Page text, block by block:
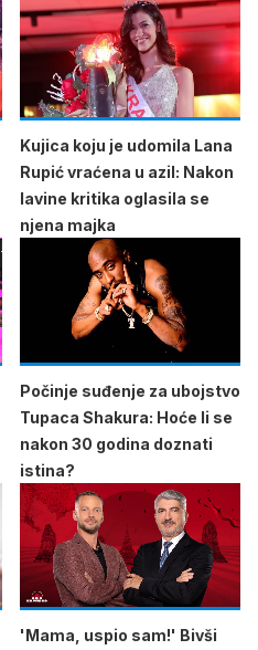
Kujica koju je udomila Lana
Rupić vraćena u azil: Nakon
lavine kritika oglasila se
njena majka
Počinje suđenje za ubojstvo
Tupaca Shakura: Hoće li se
nakon 30 godina doznati
istina?
'Mama, uspio sam!' Bivši